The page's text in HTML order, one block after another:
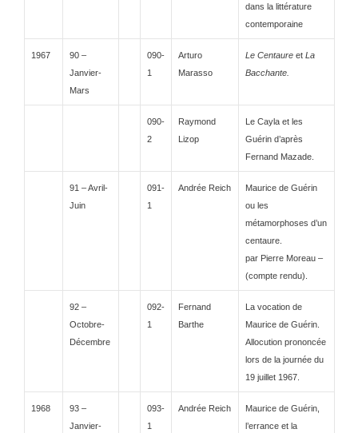
dans la littérature
contemporaine
1967
90 –
Janvier-
Mars
090-
1
Arturo
Marasso
Le Centaure et La
Bacchante.
090-
2
Raymond
Lizop
Le Cayla et les
Guérin d’après
Fernand Mazade.
91 – Avril-
Juin
091-
1
Andrée Reich
Maurice de Guérin
ou les
métamorphoses d’un
centaure.
par Pierre Moreau –
(compte rendu).
92 –
Octobre-
Décembre
092-
1
Fernand
Barthe
La vocation de
Maurice de Guérin.
Allocution prononcée
lors de la journée du
19 juillet 1967.
1968
93 –
Janvier-
093-
1
Andrée Reich
Maurice de Guérin,
l’errance et la